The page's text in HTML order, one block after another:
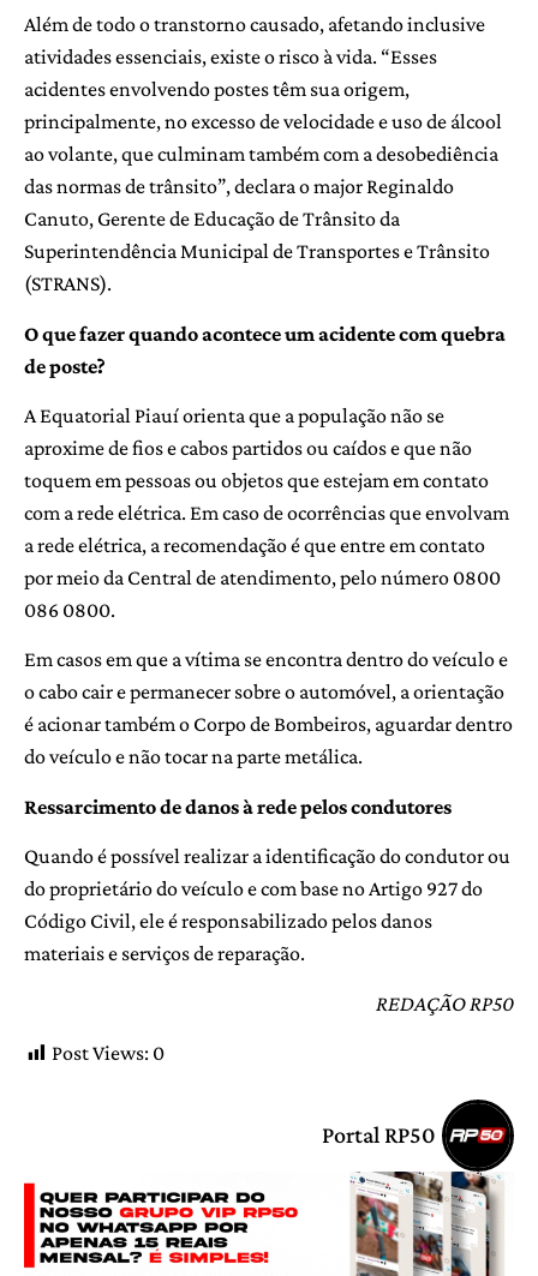
Além de todo o transtorno causado, afetando inclusive
atividades essenciais, existe o risco à vida. “Esses
acidentes envolvendo postes têm sua origem,
principalmente, no excesso de velocidade e uso de álcool
ao volante, que culminam também com a desobediência
das normas de trânsito”, declara o major Reginaldo
Canuto, Gerente de Educação de Trânsito da
Superintendência Municipal de Transportes e Trânsito
(STRANS).
O que fazer quando acontece um acidente com quebra
de poste?
A Equatorial Piauí orienta que a população não se
aproxime de fios e cabos partidos ou caídos e que não
toquem em pessoas ou objetos que estejam em contato
com a rede elétrica. Em caso de ocorrências que envolvam
a rede elétrica, a recomendação é que entre em contato
por meio da Central de atendimento, pelo número 0800
086 0800.
Em casos em que a vítima se encontra dentro do veículo e
o cabo cair e permanecer sobre o automóvel, a orientação
é acionar também o Corpo de Bombeiros, aguardar dentro
do veículo e não tocar na parte metálica.
Ressarcimento de danos à rede pelos condutores
Quando é possível realizar a identificação do condutor ou
do proprietário do veículo e com base no Artigo 927 do
Código Civil, ele é responsabilizado pelos danos
materiais e serviços de reparação.
REDAÇÃO RP50
Post Views: 0
Portal RP50